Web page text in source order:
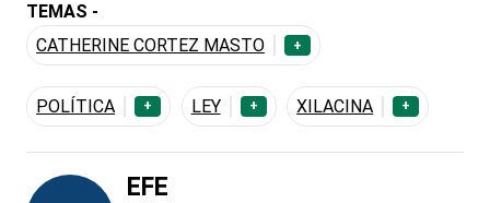
TEMAS -
CATHERINE CORTEZ MASTO
+
POLÍTICA + LEY + XILACINA +
EFE